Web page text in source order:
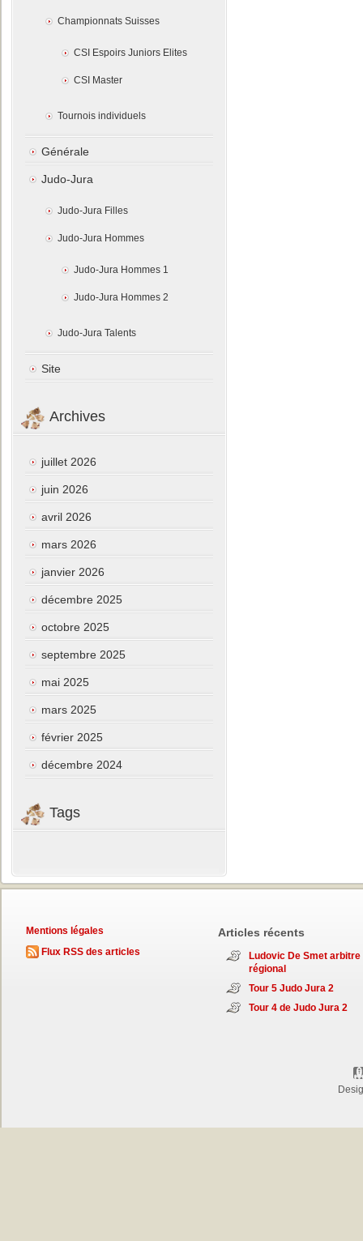
Championnats Suisses
CSI Espoirs Juniors Elites
CSI Master
Tournois individuels
Générale
Judo-Jura
Judo-Jura Filles
Judo-Jura Hommes
Judo-Jura Hommes 1
Judo-Jura Hommes 2
Judo-Jura Talents
Site
Archives
juillet 2026
juin 2026
avril 2026
mars 2026
janvier 2026
décembre 2025
octobre 2025
septembre 2025
mai 2025
mars 2025
février 2025
décembre 2024
Tags
Mentions légales
Flux RSS des articles
Articles récents
Ludovic De Smet arbitre
régional
Tour 5 Judo Jura 2
Tour 4 de Judo Jura 2